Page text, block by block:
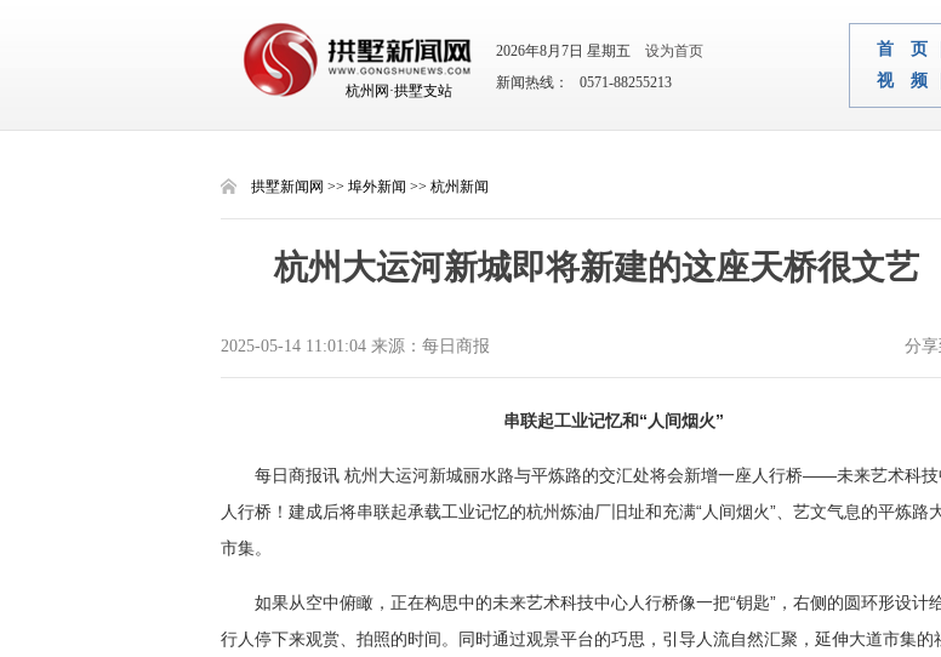
杭州网·拱墅支站
2026年8月7日 星期五
设为首页
新闻热线： 0571-88255213
首 页
视 频
拱墅新闻网 >> 埠外新闻 >> 杭州新闻
杭州大运河新城即将新建的这座天桥很文艺
2025-05-14 11:01:04 来源：每日商报 分享
串联起工业记忆和“人间烟火”
每日商报讯 杭州大运河新城丽水路与平炼路的交汇处将会新增一座人行桥——未来艺术科
人行桥！建成后将串联起承载工业记忆的杭州炼油厂旧址和充满“人间烟火”、艺文气息的平炼路
市集。
如果从空中俯瞰，正在构思中的未来艺术科技中心人行桥像一把“钥匙”，右侧的圆环形设计
行人停下来观赏、拍照的时间。同时通过观景平台的巧思，引导人流自然汇聚，延伸大道市集的